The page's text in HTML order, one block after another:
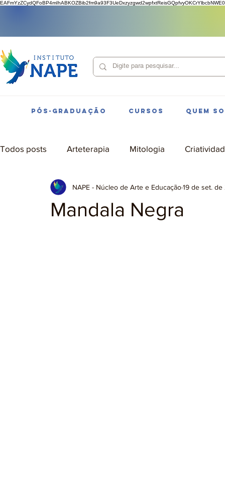
PÓS-GRADUAÇÃO CURSOS QUEM
Todos posts Arteterapia Mitologia
Mandala Negra
NAPE - Núcleo de Arte e Educação19 de set.